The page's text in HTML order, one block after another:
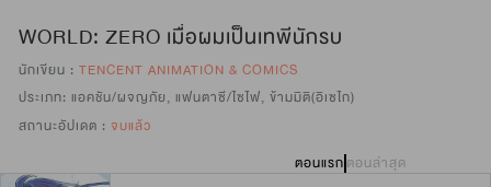
WORLD: ZERO เมื่อผมเป็นเทพีนักรบ
นักเขียน : TENCENT ANIMATION & COMICS
ประเภท: แอคชัน/ผจญภัย, แฟนตาซี/ไซไฟ, ข้ามมิติ(อิเซไก)
สถานะอัปเดต : จบแล้ว
ตอนแรกตอนล่าสุด